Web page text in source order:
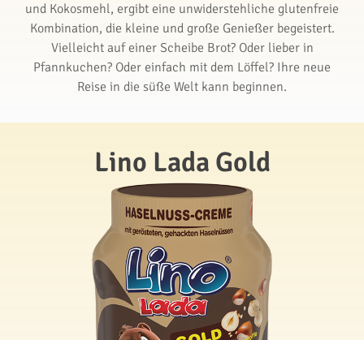
und Kokosmehl, ergibt eine unwiderstehliche glutenfreie
Kombination, die kleine und große Genießer begeistert.
Vielleicht auf einer Scheibe Brot? Oder lieber in
Pfannkuchen? Oder einfach mit dem Löffel? Ihre neue
Reise in die süße Welt kann beginnen.
Lino Lada Gold